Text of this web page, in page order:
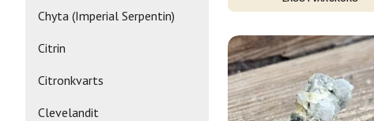
Chyta (Imperial Serpentin)
Citrin
Citronkvarts
Clevelandit